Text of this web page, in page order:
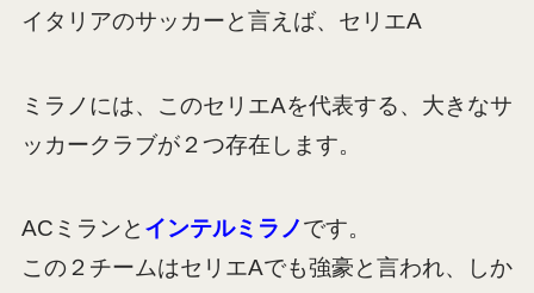
イタリアのサッカーと言えば、 セリエA
ミラノには、このセリエAを代表する、大きなサ
ッカークラブが２つ存在します。
ACミランと インテルミラノです。
この２チームはセリエAでも強豪と言われ、しか